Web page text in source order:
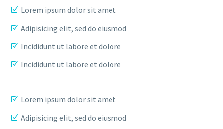
Lorem ipsum dolor sit amet
Adipisicing elit, sed do eiusmod
Incididunt ut labore et dolore
Incididunt ut labore et dolore
Lorem ipsum dolor sit amet
Adipisicing elit, sed do eiusmod